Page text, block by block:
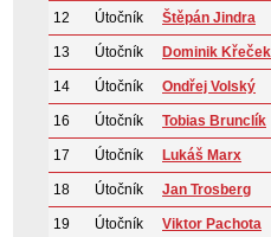
12 Útočník Štěpán Jindra
13 Útočník Dominik Křeček
14 Útočník Ondřej Volský
16 Útočník Tobias Brunclík
17 Útočník Lukáš Marx
18 Útočník Jan Trosberg
19 Útočník Viktor Pachota